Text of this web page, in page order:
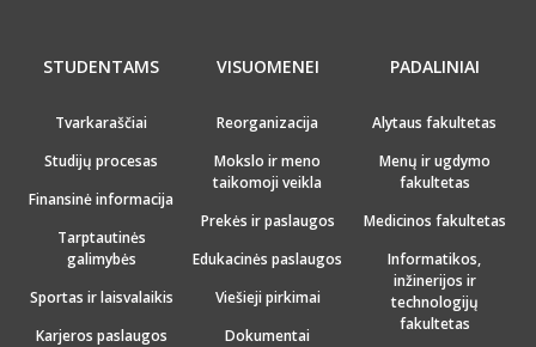
STUDENTAMS
Tvarkaraščiai
Studijų procesas
Finansinė informacija
Tarptautinės
galimybės
Sportas ir laisvalaikis
Karjeros paslaugos
VISUOMENEI
Reorganizacija
Mokslo ir meno
taikomoji veikla
Prekės ir paslaugos
Edukacinės paslaugos
Viešieji pirkimai
Dokumentai
PADALINIAI
Alytaus fakultetas
Menų ir ugdymo
fakultetas
Medicinos fakultetas
Informatikos,
inžinerijos ir
technologijų
fakultetas